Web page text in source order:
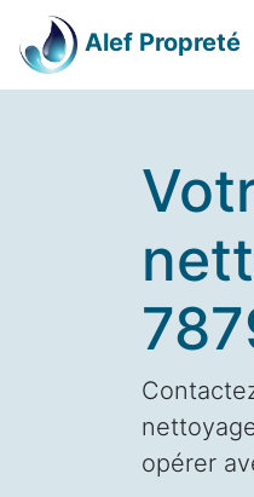
Alef Propreté
opérer